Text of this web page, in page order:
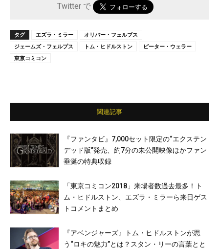
Twitter で
タグ エズラ・ミラー
オリバー・フェルプス
ジェームズ・フェルプス
トム・ヒドルストン
ピーター・ウェラー
東京コミコン
関連記事
『ファンタビ』7,000セット限定の“エクステン
デッド版”発売、約7分の未公開映像ほかファン
垂涎の特典収録
「東京コミコン2018」来場者数過去最多！ト
ム・ヒドルストン、エズラ・ミラーら来日ゲス
トコメントまとめ
『アベンジャーズ』トム・ヒドルストンが思
う“ロキの魅力”とは？スタン・リーの言葉とと